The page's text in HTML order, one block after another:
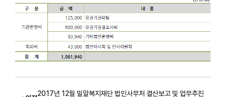
2017년 12월 밀알복지재단 법인사무처 결산보고 및 업무추진